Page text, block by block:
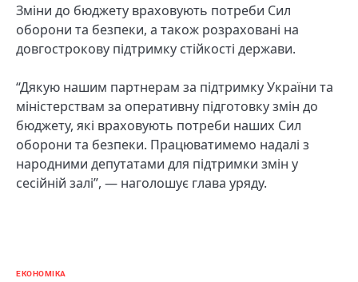
Зміни до бюджету враховують потреби Сил
оборони та безпеки, а також розраховані на
довгострокову підтримку стійкості держави.
“Дякую нашим партнерам за підтримку України та
міністерствам за оперативну підготовку змін до
бюджету, які враховують потреби наших Сил
оборони та безпеки. Працюватимемо надалі з
народними депутатами для підтримки змін у
сесійній залі”, — наголошує глава уряду.
ЕКОНОМІКА